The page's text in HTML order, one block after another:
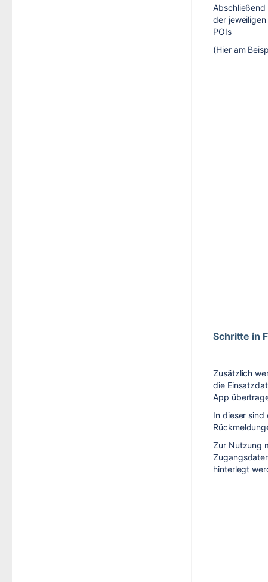
der
POIs
(Hier am
Schritte in
Zusätzlich
die
App
In dieser sind
Zur Nutzung
hinterlegt